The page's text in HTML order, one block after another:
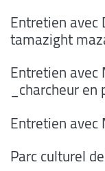
Entretien avec
tamazight
Entretien
_charcheur
Entretien avec
Parc culturel